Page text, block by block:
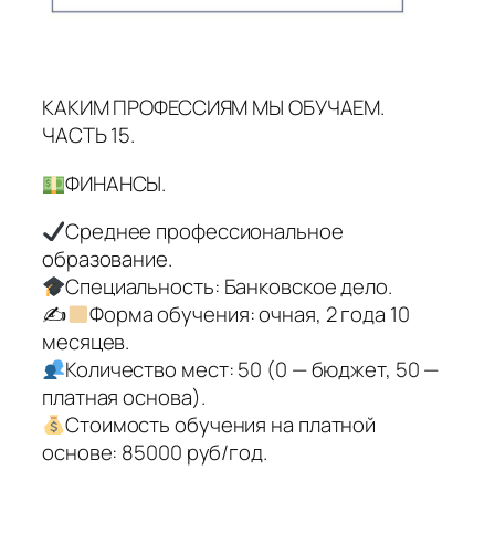
КАКИМ ПРОФЕССИЯМ МЫ ОБУЧАЕМ.
ЧАСТЬ 15.
ФИНАНСЫ.
Среднее профессиональное
образование.
Специальность: Банковское дело.
✍
Форма обучения: очная, 2 года 10
месяцев.
Количество мест: 50 (0 — бюджет, 50 —
платная основа).
Стоимость обучения на платной
основе: 85000 руб/год.